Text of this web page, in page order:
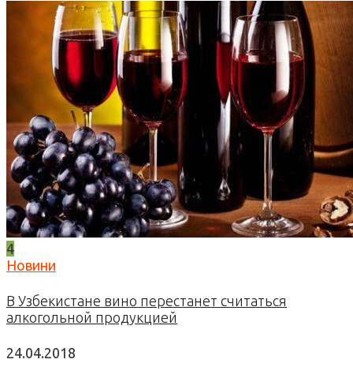
4
Новини
В Узбекистане вино перестанет считаться
алкогольной продукцией
24.04.2018